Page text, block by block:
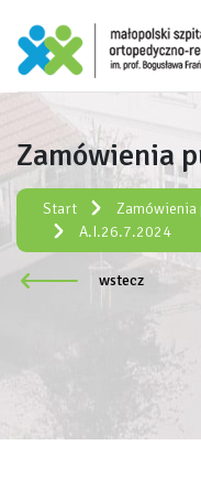
Małopolski
Zamówienia
Start Zamówienia
A.I.26.7.2024
wstecz